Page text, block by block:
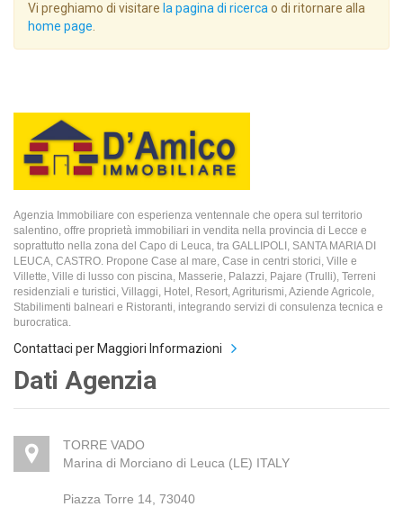
Vi preghiamo di visitare la pagina di ricercao di ritornare alla
home page.
Agenzia Immobiliare con esperienza ventennale che opera sul territorio
salentino, offre proprietà immobiliari in vendita nella provincia di Lecce e
soprattutto nella zona del Capo di Leuca, tra GALLIPOLI, SANTA MARIA DI
LEUCA, CASTRO. Propone Case al mare, Case in centri storici, Ville e
Villette, Ville di lusso con piscina, Masserie, Palazzi, Pajare (Trulli), Terreni
residenziali e turistici, Villaggi, Hotel, Resort, Agriturismi, Aziende Agricole,
Stabilimenti balneari e Ristoranti, integrando servizi di consulenza tecnica e
burocratica.
Contattaci per Maggiori Informazioni
Dati Agenzia
TORRE VADO
Marina di Morciano di Leuca (LE) ITALY
Piazza Torre 14, 73040